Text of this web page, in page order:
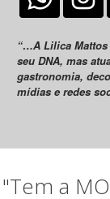
“…A Lilica Mattos
seu DNA, mas
gastronomia,
mídias e redes
"Tem a